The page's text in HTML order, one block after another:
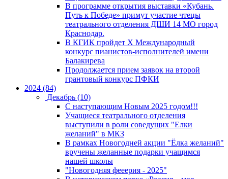
В программе открытия выставки «Кубань.
Путь к Победе» примут участие чтецы
театрального отделения ДШИ 14 МО город
Краснодар.
В КГИК пройдет Х Международный
конкурс пианистов-исполнителей имени
Балакирева
Продолжается прием заявок на второй
грантовый конкурс ПФКИ
2024 (84)
Декабрь (10)
С наступающим Новым 2025 годом!!!
Учащиеся театрального отделения
выступили в роли соведущих "Елки
желаний" в МКЗ
В рамках Новогодней акции "Ёлка желаний"
вручены желанные подарки учащимся
нашей школы
"Новогодняя фееерия - 2025"